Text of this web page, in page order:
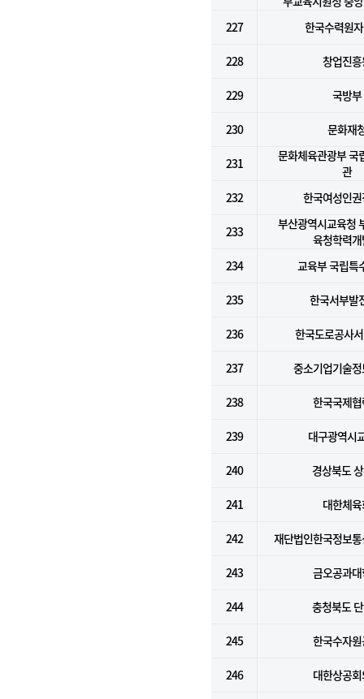
227
한국수력원
228 창업진
229 국방부
230 문화재
231
문화체육관광부 국
관
232
한국여성인
233
부산광역시교육청
육청학력
234
교육부 국립특
235 한국서부발
236 한국도로공사
237 중소기업기술
238 한국국제
239 대구광역시
240 경상북도
241 대한체
242 재단법인한국정보
243 금오공과
244 충청북도
245 한국수자
246 대한상공